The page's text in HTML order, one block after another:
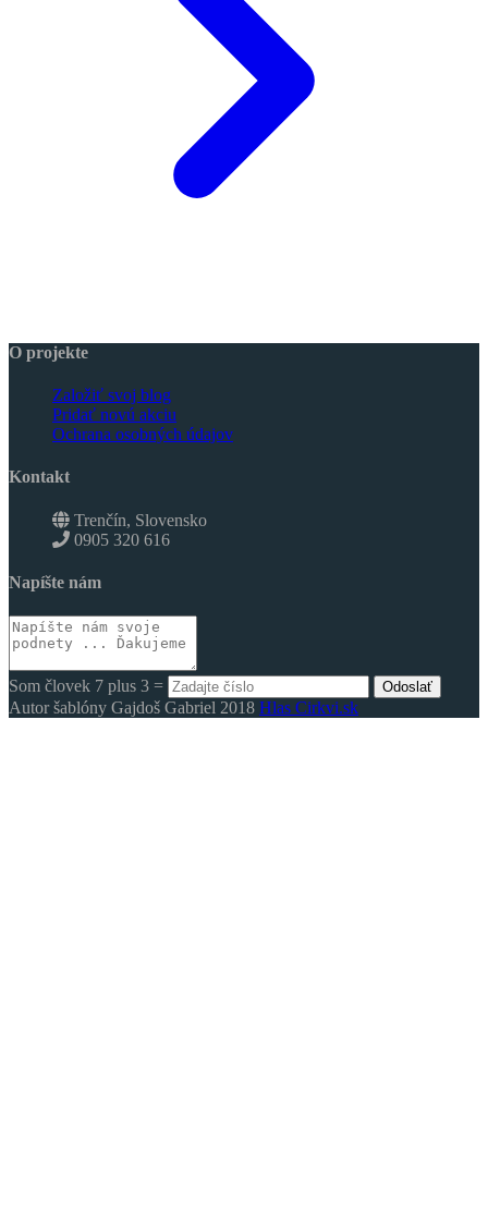
O projekte
Založiť svoj blog
Pridať novú akciu
Ochrana osobných údajov
Kontakt
Trenčín, Slovensko
0905 320 616
Napíšte nám
Som človek 7 plus 3 = Odoslať
Autor šablóny Gajdoš Gabriel 2018 Hlas Cirkvi.sk